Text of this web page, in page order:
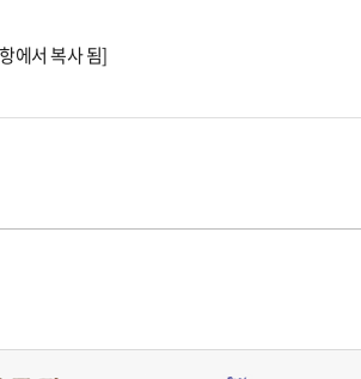
에서 복사 됨]